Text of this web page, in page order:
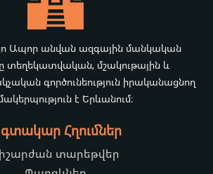
Ապոր անվան ազգային մանկական
մշակութային և
գործունեություն իրականացնող
է Երևանում։
Հղումներ
տարեթվեր